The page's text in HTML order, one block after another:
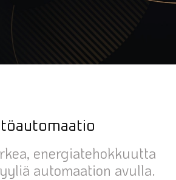
energiatehokkuutta
automaation avulla.